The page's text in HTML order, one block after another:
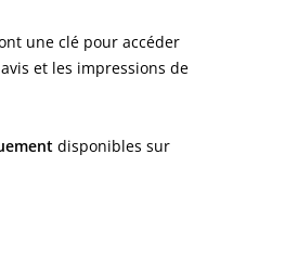
une clé pour accéder
et les impressions de
disponibles sur